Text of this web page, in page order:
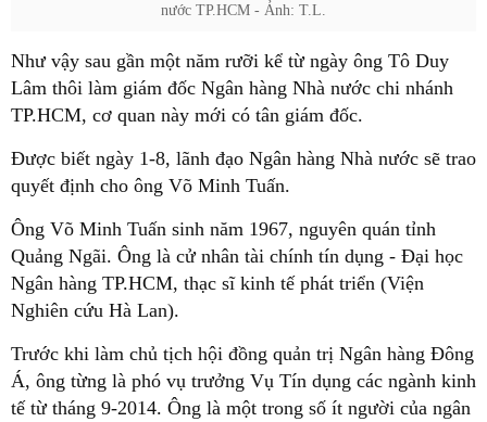
nước TP.HCM - Ảnh: T.L.
Như vậy sau gần một năm rưỡi kể từ ngày ông Tô Duy
Lâm thôi làm giám đốc Ngân hàng Nhà nước chi nhánh
TP.HCM, cơ quan này mới có tân giám đốc.
Được biết ngày 1-8, lãnh đạo Ngân hàng Nhà nước sẽ trao
quyết định cho ông Võ Minh Tuấn.
Ông Võ Minh Tuấn sinh năm 1967, nguyên quán tỉnh
Quảng Ngãi. Ông là cử nhân tài chính tín dụng - Đại học
Ngân hàng TP.HCM, thạc sĩ kinh tế phát triển (Viện
Nghiên cứu Hà Lan).
Trước khi làm chủ tịch hội đồng quản trị Ngân hàng Đông
Á, ông từng là phó vụ trưởng Vụ Tín dụng các ngành kinh
tế từ tháng 9-2014. Ông là một trong số ít người của ngân